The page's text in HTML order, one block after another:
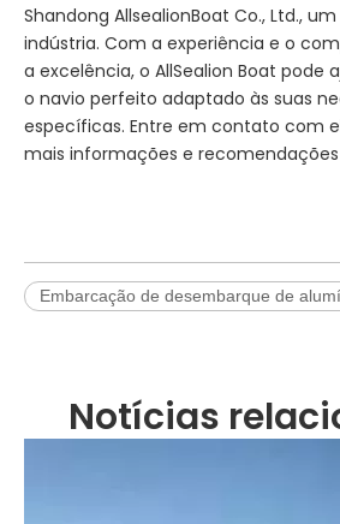
Shandong AllsealionBoat Co., Ltd.,
indústria. Com a experiência e o
a excelência, o AllSealion Boat pode
o navio perfeito adaptado às suas
específicas. Entre em contato com
mais informações e recomendações
Embarcação de desembarque de
Notícias